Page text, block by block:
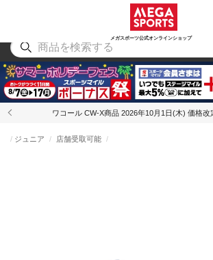
メガスポーツ公式オンラインショップ
アウトドア
ワコール CW-X商品 2026年10月1日(木) 価格改
ジュニア 店舗受取可能